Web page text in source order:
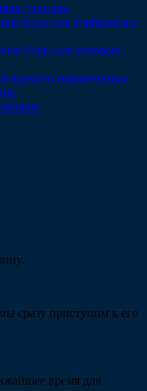
полиры
боры для турбинного
боры для угловых
прямого наконечника
сразу приступим к его
время для